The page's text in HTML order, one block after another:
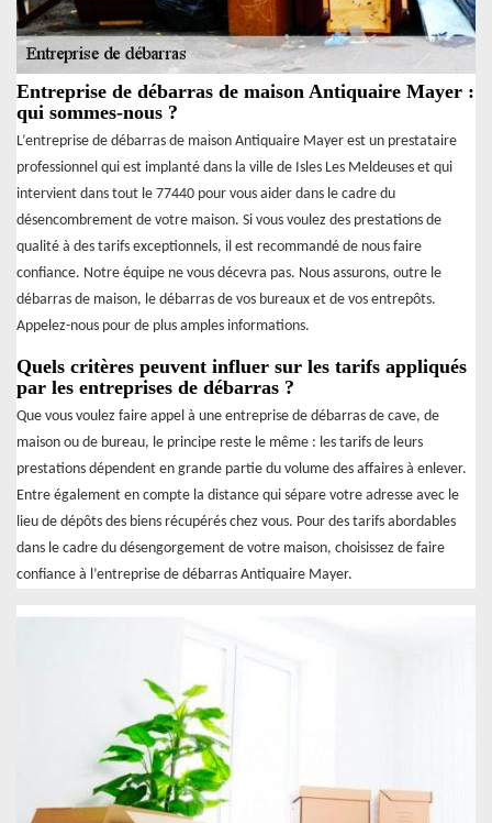
Entreprise de débarras de maison Antiquaire Mayer :
qui sommes-nous ?
L’entreprise de débarras de maison Antiquaire Mayer est un prestataire
professionnel qui est implanté dans la ville de Isles Les Meldeuses et qui
intervient dans tout le 77440 pour vous aider dans le cadre du
désencombrement de votre maison. Si vous voulez des prestations de
qualité à des tarifs exceptionnels, il est recommandé de nous faire
confiance. Notre équipe ne vous décevra pas. Nous assurons, outre le
débarras de maison, le débarras de vos bureaux et de vos entrepôts.
Appelez-nous pour de plus amples informations.
Quels critères peuvent influer sur les tarifs appliqués
par les entreprises de débarras ?
Que vous voulez faire appel à une entreprise de débarras de cave, de
maison ou de bureau, le principe reste le même : les tarifs de leurs
prestations dépendent en grande partie du volume des affaires à enlever.
Entre également en compte la distance qui sépare votre adresse avec le
lieu de dépôts des biens récupérés chez vous. Pour des tarifs abordables
dans le cadre du désengorgement de votre maison, choisissez de faire
confiance à l’entreprise de débarras Antiquaire Mayer.